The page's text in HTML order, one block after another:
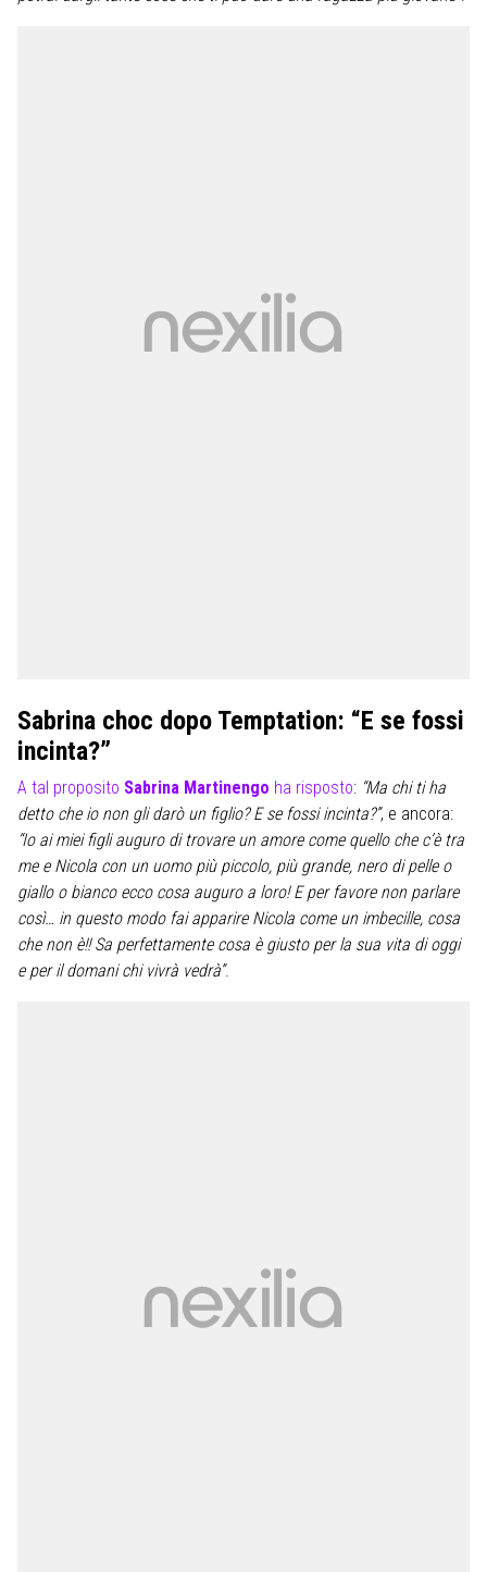
Sabrina choc dopo Temptation: “E se fossi
incinta?”
A tal proposito Sabrina Martinengo ha risposto: “Ma chi ti ha
detto che io non gli darò un figlio? E se fossi incinta?”, e ancora:
“Io ai miei figli auguro di trovare un amore come quello che c’è tra
me e Nicola con un uomo più piccolo, più grande, nero di pelle o
giallo o bianco ecco cosa auguro a loro! E per favore non parlare
così… in questo modo fai apparire Nicola come un imbecille, cosa
che non è!! Sa perfettamente cosa è giusto per la sua vita di oggi
e per il domani chi vivrà vedrà”.